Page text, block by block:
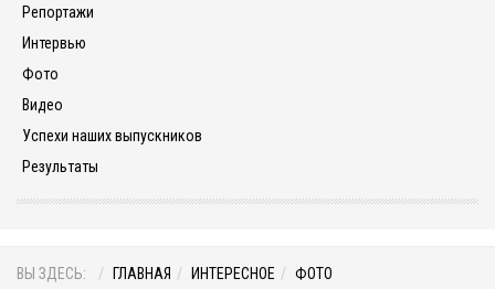
Репортажи
Интервью
Фото
Видео
Успехи наших выпускников
Результаты
ВЫ ЗДЕСЬ: ГЛАВНАЯ ИНТЕРЕСНОЕ
ФОТО